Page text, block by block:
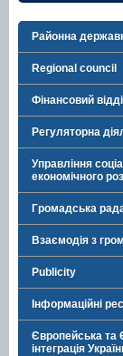
Районна
Regional council
Фінансовий
Регуляторна
Управління
економічного
Громадська
Взаємодія з
Publicity
Інформаційні
Європейська та
інтеграція